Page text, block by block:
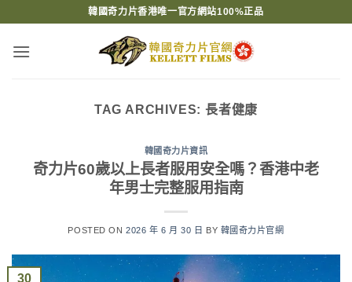
content
韓國奇力片香港唯一官方網站100%正品
TAG ARCHIVES: 長者健康
韓國奇力片資訊
奇力片60歲以上長者服用安全嗎？香港中老
年男士完整服用指南
POSTED ON2026 年 6 月 30 日 BY 韓國奇力片官網
30